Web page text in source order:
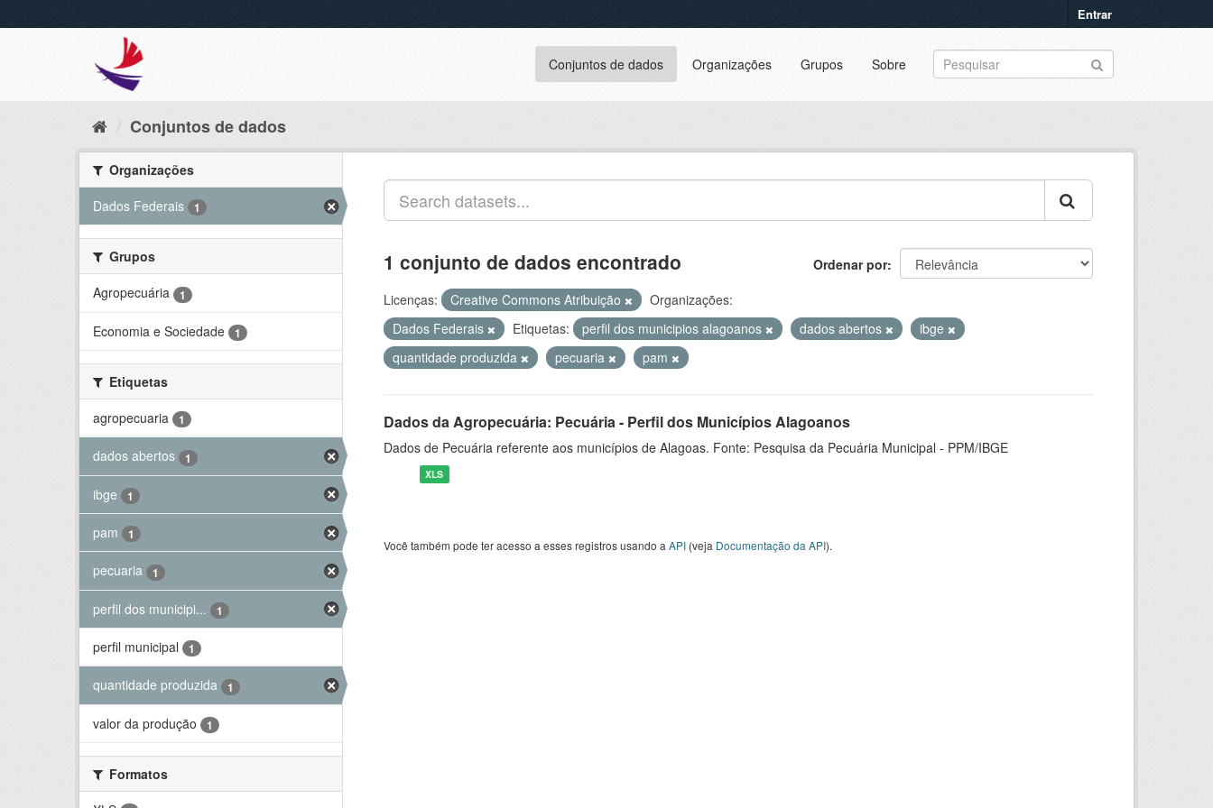
Entrar
Conjuntos de dados Organizações Grupos Sobre
Conjuntos de dados
Organizações
Dados Federais
1
Grupos
Agropecuária
1
Economia e Sociedade 1
Etiquetas
agropecuaria
1
dados abertos 1
ibge 1
pam 1
pecuaria 1
perfil dos municipi... 1
perfil municipal 1
quantidade produzida 1
valor da produção 1
Formatos
Ordenar por
1 conjunto de dados encontrado
Licenças: Creative Commons Atribuição
Organizações:
Dados Federais
Etiquetas: perfil dos municipios alagoanos dados abertos
ibge
quantidade produzida
pecuaria pam
Dados da Agropecuária: Pecuária - Perfil dos Municípios Alagoanos
Dados de Pecuária referente aos municípios de Alagoas. Fonte: Pesquisa da Pecuária Municipal - PPM/IBGE
XLS
Você também pode ter acesso a esses registros usando a API (veja Documentação da API).